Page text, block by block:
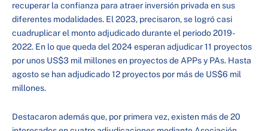
recuperar la confianza para atraer inversión privada en sus
diferentes modalidades. El 2023, precisaron, se logró casi
cuadruplicar el monto adjudicado durante el periodo 2019-
2022. En lo que queda del 2024 esperan adjudicar 11 proyectos
por unos US$3 mil millones en proyectos de APPs y PAs. Hasta
agosto se han adjudicado 12 proyectos por más de US$6 mil
millones.
Destacaron además que, por primera vez, existen más de 20